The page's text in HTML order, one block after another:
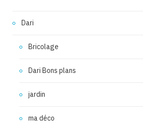
Dari
Bricolage
Dari Bons plans
jardin
ma déco